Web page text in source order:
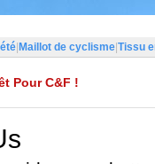
Maillot de cyclisme Tissu
Pour C&F !